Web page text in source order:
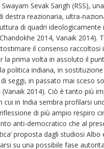
Sevak Sangh (RSS),
destra reazionaria, ultra-
di quadri ideologicamente
2014, Vanaik 2014).
il consenso raccoltosi
la prima volta in assoluto il
politica indiana, in
seggi, in passato mai sceso
2014). Ciò è tanto più
cui in India sembra profilarsi
di più ampio respiro
anti-democratico che al
proposta dagli studiosi Albo
su una possibile fase